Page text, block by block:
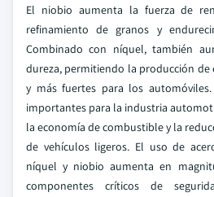
El niobio aumenta la fuerza de
refinamiento de granos y
Combinado con níquel, también
dureza, permitiendo la producción
y más fuertes para los automóviles.
importantes para la industria
la economía de combustible y la
de vehículos ligeros. El uso de
níquel y niobio aumenta en
componentes críticos de